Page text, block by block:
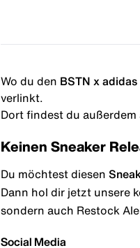
Wo du den BSTN x adidas
verlinkt.
Dort findest du außerdem
Keinen Sneaker
Du möchtest diesen
Dann hol dir jetzt unsere
sondern auch Restock
Social Media